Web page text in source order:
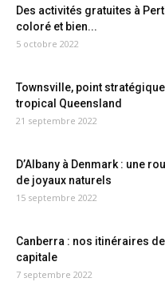
Des activités gratuites à
coloré et bien...
5 octobre 2022
Townsville, point
tropical Queensland
21 septembre 2022
D’Albany à Denmark : une
de joyaux naturels
15 septembre 2022
Canberra : nos itinéraires
capitale
7 septembre 2022